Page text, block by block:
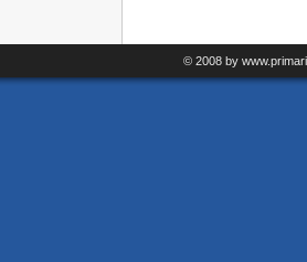
© 2008 by